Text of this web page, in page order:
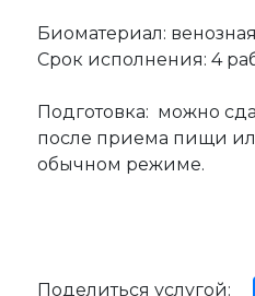
Биоматериал:
Срок исполнения: 4
Подготовка: можно
после приема пищи
обычном режиме.
Поделиться услугой: